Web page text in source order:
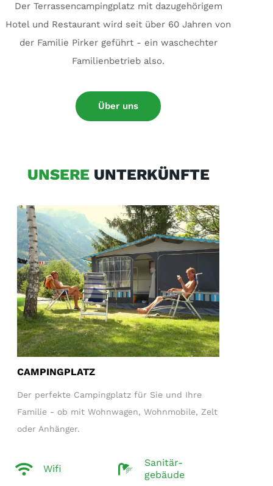
Der Terrassencampingplatz mit dazugehörigem
Hotel und Restaurant wird seit über 60 Jahren von
der Familie Pirker geführt - ein waschechter
Familienbetrieb also.
Über uns
UNSEREUNTERKÜNFTE
CAMPINGPLATZ
Der perfekte Campingplatz für Sie und Ihre
Familie - ob mit Wohnwagen, Wohnmobile, Zelt
oder Anhänger.
Wifi
Sanitär-
gebäude